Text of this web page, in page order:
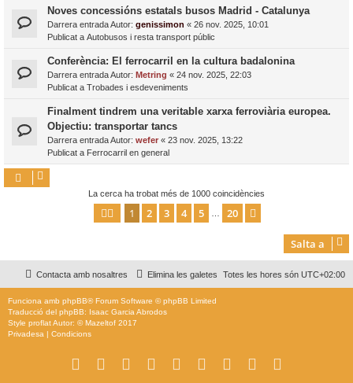
Noves concessións estatals busos Madrid - Catalunya
Darrera entrada Autor: genissimon « 26 nov. 2025, 10:01
Publicat a Autobusos i resta transport públic
Conferència: El ferrocarril en la cultura badalonina
Darrera entrada Autor: Metring « 24 nov. 2025, 22:03
Publicat a Trobades i esdeveniments
Finalment tindrem una veritable xarxa ferroviària europea.
Objectiu: transportar tancs
Darrera entrada Autor: wefer « 23 nov. 2025, 13:22
Publicat a Ferrocarril en general
La cerca ha trobat més de 1000 coincidències
Pàgina de 20
1 2 3 4 5 20
Salta a
Totes les hores són UTC+02:00
Elimina les galetes
Contacta amb nosaltres
Funciona amb phpBB® Forum Software © phpBB Limited
Traducció del phpBB: Isaac Garcia Abrodos
Style proflatAutor: ©Mazeltof 2017
Privadesa | Condicions